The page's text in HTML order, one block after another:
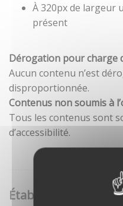
À 320px de largeur
présent
Dérogation pour charge
Aucun contenu n’est
disproportionnée.
Contenus non soumis à
Tous les contenus sont
d’accessibilité.
Établissement de